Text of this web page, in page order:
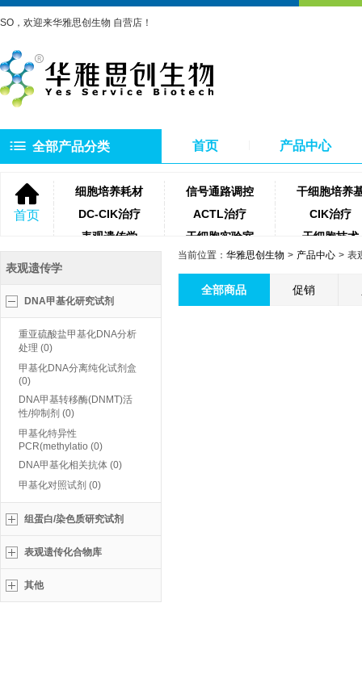
SO，欢迎来华雅思创生物 自营店！
全部产品分类 首页 产品中心
首页
细胞培养耗材 信号通路调控
干细胞培养
DC-CIK治疗
ACTL治疗
CIK治疗
表观遗传学
干细胞实验室
干细胞技术
微生物培养基
琼脂糖
牛血清
蛋白酶类
测序相关试剂耗材 PCR相关试
表观遗传学
DNA甲基化研究试剂
重亚硫酸盐甲基化DNA分析
处理 (0)
甲基化DNA分离纯化试剂盒
(0)
DNA甲基转移酶(DNMT)活
性/抑制剂 (0)
甲基化特异性
PCR(methylatio (0)
DNA甲基化相关抗体 (0)
甲基化对照试剂 (0)
组蛋白/染色质研究试剂
表观遗传化合物库
其他
当前位置： 华雅思创生物 产品中心 表
全部商品 促销